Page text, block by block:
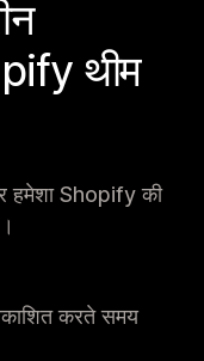
थीम
हमेशा Shopify की
करते समय